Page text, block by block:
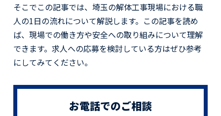
そこでこの記事では、埼玉の解体工事現場における職
人の1日の流れについて解説します。この記事を読め
ば、現場での働き方や安全への取り組みについて理解
できます。求人への応募を検討している方はぜひ参考
にしてみてください。
お電話でのご相談